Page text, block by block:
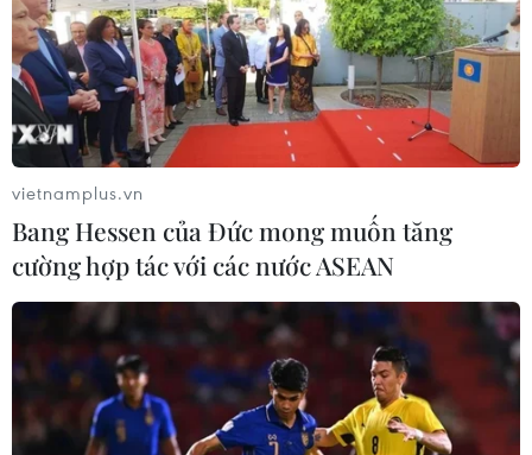
xung đột Israel-Iran và chờ đợi quyết định chính sách
của Cục Dự trữ liên bang Mỹ (Fed).
vietnamplus.vn
Bang Hessen của Đức mong muốn tăng
cường hợp tác với các nước ASEAN